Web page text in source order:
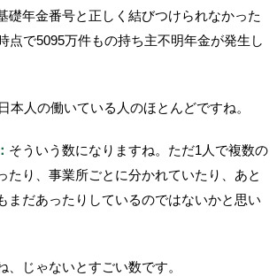
礎年金番号と正しく結びつけられなかった
点で5095万件もの持ち主不明年金が発生し
本人の働いている人のほとんどですね。
そういう数になりますね。ただ1人で複数の
たり、事業所ごとに分かれていたり、あと
まだあったりしているのではないかと思い
、じゃないとすごい数です。